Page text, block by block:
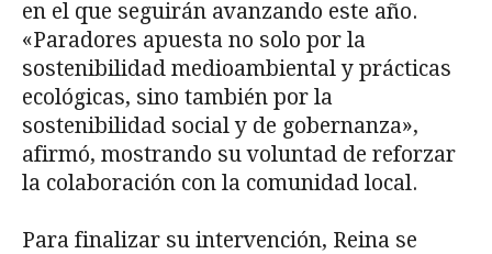
en el que seguirán avanzando este año.
«Paradores apuesta no solo por la
sostenibilidad medioambiental y prácticas
ecológicas, sino también por la
sostenibilidad social y de gobernanza»,
afirmó, mostrando su voluntad de reforzar
la colaboración con la comunidad local.
Para finalizar su intervención, Reina se